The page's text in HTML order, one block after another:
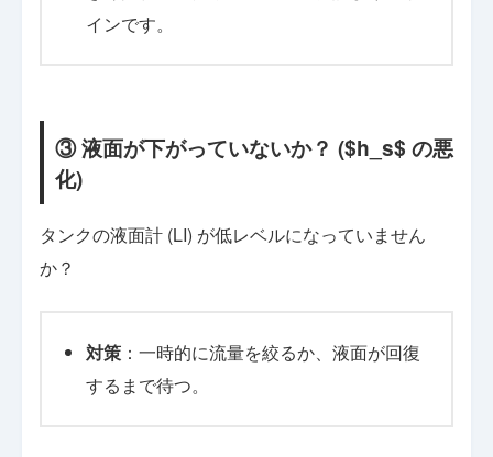
インです。
③ 液面が下がっていないか？ ($h_s$ の悪
化)
タンクの液面計 (LI) が低レベルになっていません
か？
対策 ：一時的に流量を絞るか、液面が回復
するまで待つ。